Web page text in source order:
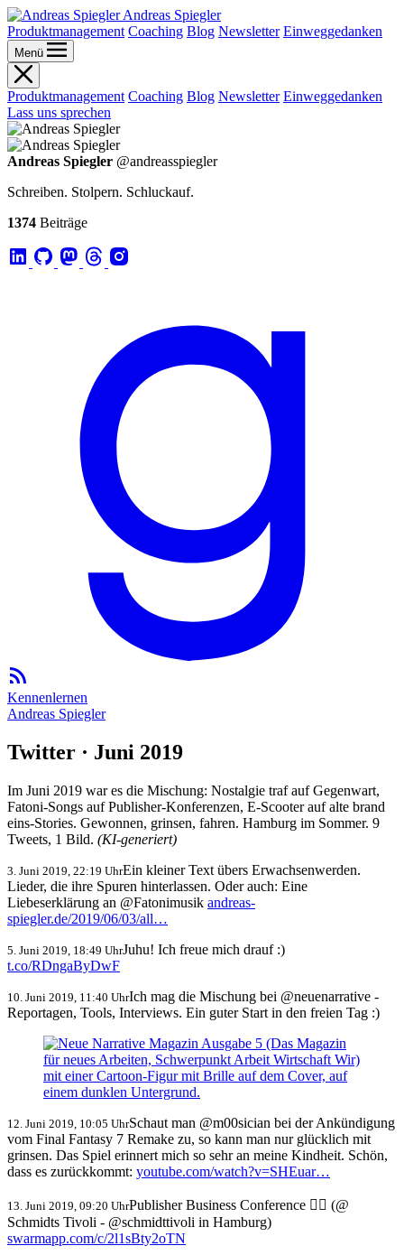
Andreas Spiegler
Produktmanagement Coaching Blog Newsletter Einweggedanken
Menü
Produktmanagement Coaching Blog Newsletter Einweggedanken
Lass uns sprechen
Andreas Spiegler @andreasspiegler
Schreiben. Stolpern. Schluckauf.
1374 Beiträge
Kennenlernen
Andreas Spiegler
Twitter · Juni 2019
Im Juni 2019 war es die Mischung: Nostalgie traf auf Gegenwart,
Fatoni-Songs auf Publisher-Konferenzen, E-Scooter auf alte brand
eins-Stories. Gewonnen, grinsen, fahren. Hamburg im Sommer. 9
Tweets, 1 Bild. (KI-generiert)
3. Juni 2019, 22:19 UhrEin kleiner Text übers Erwachsenwerden.
Lieder, die ihre Spuren hinterlassen. Oder auch: Eine
Liebeserklärung an @Fatonimusik andreas-
spiegler.de/2019/06/03/all…
5. Juni 2019, 18:49 UhrJuhu! Ich freue mich drauf :)
t.co/RDngaByDwF
10. Juni 2019, 11:40 UhrIch mag die Mischung bei @neuenarrative -
Reportagen, Tools, Interviews. Ein guter Start in den freien Tag :)
12. Juni 2019, 10:05 UhrSchaut man @m00sician bei der Ankündigung
vom Final Fantasy 7 Remake zu, so kann man nur glücklich mit
grinsen. Das Spiel erinnert mich so sehr an meine Kindheit. Schön,
dass es zurückkommt: youtube.com/watch?v=SHEuar…
13. Juni 2019, 09:20 UhrPublisher Business Conference 🙋‍♂️ (@
Schmidts Tivoli - @schmidttivoli in Hamburg)
swarmapp.com/c/2l1sBty2oTN